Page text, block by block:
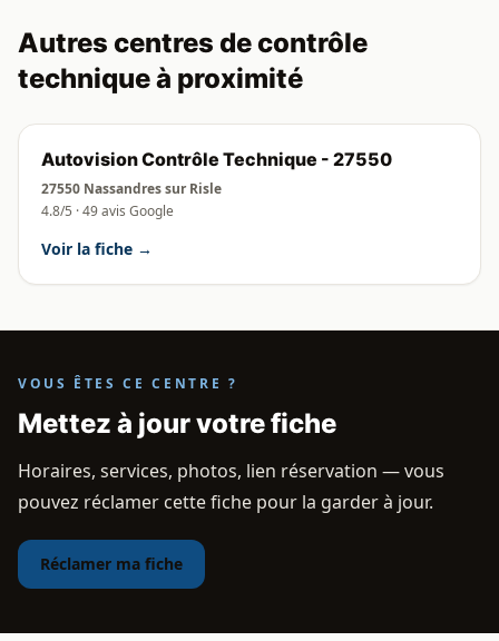
Autres centres de contrôle
technique à proximité
Autovision Contrôle Technique - 27550
27550 Nassandres sur Risle
4.8/5 · 49 avis Google
Voir la fiche →
VOUS ÊTES CE CENTRE ?
Mettez à jour votre fiche
Horaires, services, photos, lien réservation — vous
pouvez réclamer cette fiche pour la garder à jour.
Réclamer ma fiche